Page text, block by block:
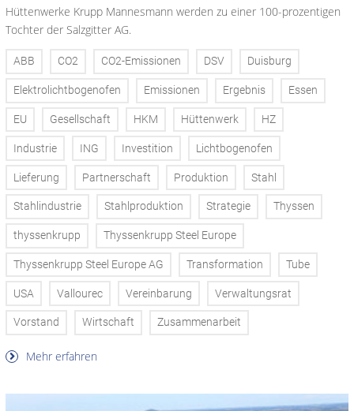
Hüttenwerke Krupp Mannesmann werden zu einer 100-prozentigen
Tochter der Salzgitter AG.
ABB CO2 CO2-Emissionen DSV Duisburg
Elektrolichtbogenofen Emissionen Ergebnis Essen
EU Gesellschaft HKM Hüttenwerk HZ
Industrie ING Investition Lichtbogenofen
Lieferung Partnerschaft Produktion Stahl
Stahlindustrie Stahlproduktion Strategie Thyssen
thyssenkrupp Thyssenkrupp Steel Europe
Thyssenkrupp Steel Europe AG Transformation Tube
USA Vallourec Vereinbarung Verwaltungsrat
Vorstand Wirtschaft Zusammenarbeit
Mehr erfahren